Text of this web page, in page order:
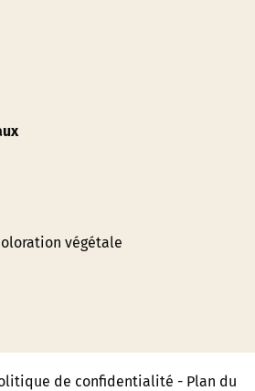
végétale
de confidentialité - Plan du